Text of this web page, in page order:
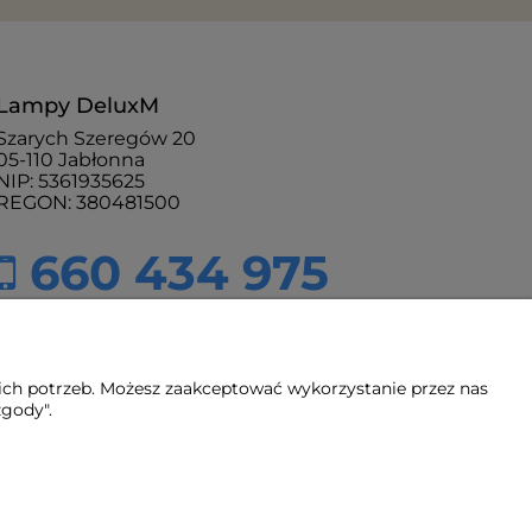
DeluxM
Szeregów 20
110 Jabłonna
5361935625
380481500
660 434 975
potrzeb. Możesz zaakceptować wykorzystanie przez nas